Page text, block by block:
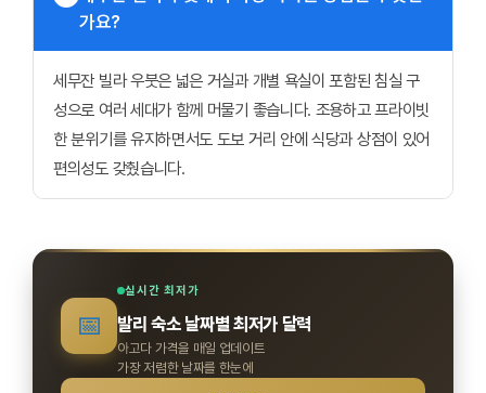
가요?
세무잔 빌라 우붓은 넓은 거실과 개별 욕실이 포함된 침실 구
성으로 여러 세대가 함께 머물기 좋습니다. 조용하고 프라이빗
한 분위기를 유지하면서도 도보 거리 안에 식당과 상점이 있어
편의성도 갖췄습니다.
📅
실시간 최저가
발리 숙소 날짜별 최저가 달력
아고다 가격을 매일 업데이트
가장 저렴한 날짜를 한눈에